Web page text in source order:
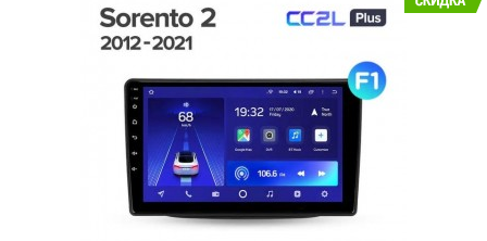
Воспроизведение видео: есть
Экран: 9 или 10.1"
TV-тюнер: нет
SD карта: нет
AUX вход: есть
Bluetooth: есть
Съемная панель: нет
RCA (линейные) выходы: 3 пары
Мощность 50 Вт х 4